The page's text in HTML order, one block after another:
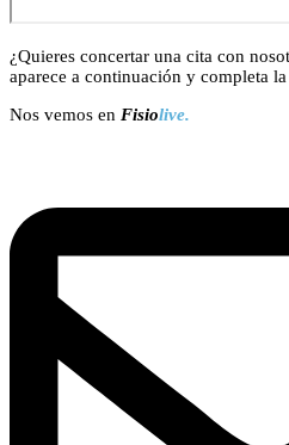
¿Quieres concertar una cita con
aparece a continuación y completa
Nos vemos en Fisiolive.